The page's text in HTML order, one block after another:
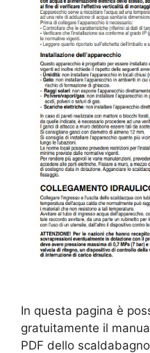
In questa pagina è
gratuitamente il
PDF dello